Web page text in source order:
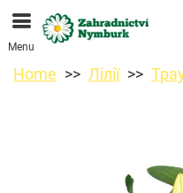
Ми приймаємо
магазин. Найближча
11.08.2026 у
Menu
Home Лілії